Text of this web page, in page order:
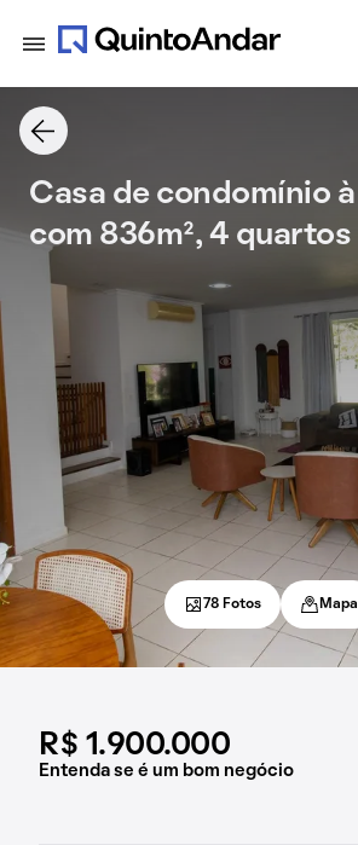
R$ 1.900.000
Entenda se é um bom negócio
Casa de condomínio
com 836m², 4 quartos
78 Fotos Mapa